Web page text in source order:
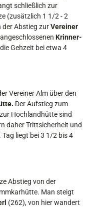
schließlich zur
(zusätzlich 1 1/2 - 2
der Abstieg zurVereiner
Krinner-
Gehzeit bei etwa 4
Ver­einer Alm über den
Der Aufstieg zum
Hochlandhütte sind
daher Trittsicherheit und
liegt bei 3 1/2 bis 4
Abstieg von der
Man steigt
(262), von hier wandert